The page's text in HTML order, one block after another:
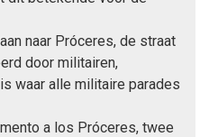
naar Próceres, de straat
door militairen,
waar alle militaire parades
a los Próceres, twee